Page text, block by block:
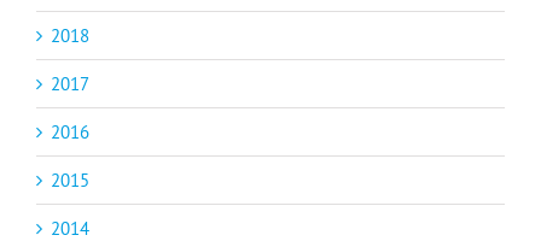
2018
2017
2016
2015
2014